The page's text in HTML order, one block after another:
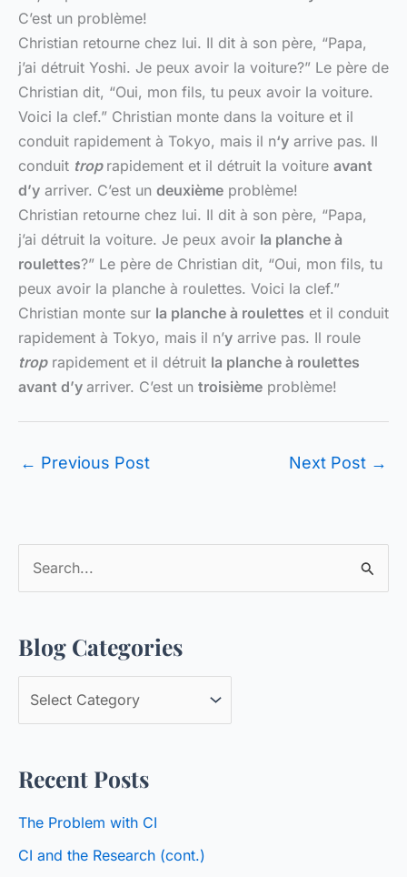
C’est un problème!
Christian retourne chez lui. Il dit à son père, “Papa,
j’ai détruit Yoshi. Je peux avoir la voiture?” Le père de
Christian dit, “Oui, mon fils, tu peux avoir la voiture.
Voici la clef.” Christian monte dans la voiture et il
conduit rapidement à Tokyo, mais il n‘y arrive pas. Il
conduit trop rapidement et il détruit la voiture avant
d’y arriver. C’est un deuxième problème!
Christian retourne chez lui. Il dit à son père, “Papa,
j’ai détruit la voiture. Je peux avoir la planche à
roulettes?” Le père de Christian dit, “Oui, mon fils, tu
peux avoir la planche à roulettes. Voici la clef.”
Christian monte sur la planche à roulettes et il conduit
rapidement à Tokyo, mais il n’y arrive pas. Il roule
troprapidement et il détruit la planche à roulettes
avant d’y arriver. C’est un troisième problème!
← Previous Post Next Post →
r
c
r
:
Blog Categories
l
g
t
Recent Posts
The Problem with CI
CI and the Research (cont.)